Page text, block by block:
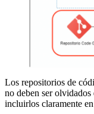
Los repositorios de
no deben ser olvidados
incluirlos claramente